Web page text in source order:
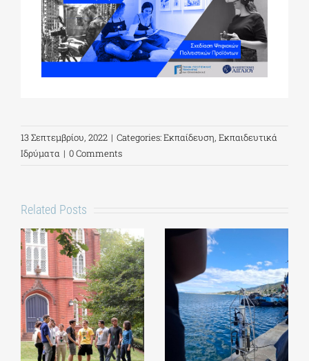
13 Σεπτεμβρίου, 2022 | Categories:Εκπαίδευση, Εκπαιδευτικά
Ιδρύματα | 0 Comments
Related Posts